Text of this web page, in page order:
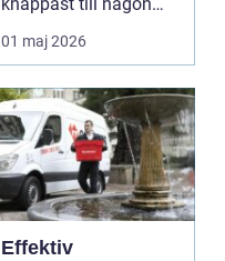
bilägares drömscen...
01 maj 2026
Effektiv